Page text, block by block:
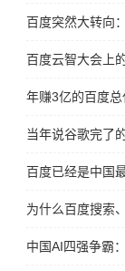
百度突然大转向
百度云智大会上
年赚3亿的百度
当年说谷歌完了
百度已经是中国
为什么百度搜索
中国AI四强争霸